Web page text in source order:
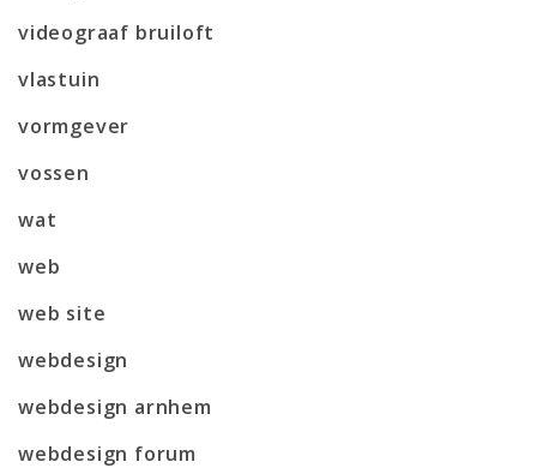
videograaf bruiloft
vlastuin
vormgever
vossen
wat
web
web site
webdesign
webdesign arnhem
webdesign forum